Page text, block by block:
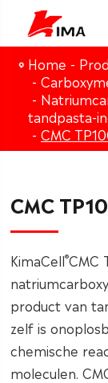
Home
tandpasta-
CMC
CMC
KimaCell®CMC
product van
zelf is
chemische
moleculen.